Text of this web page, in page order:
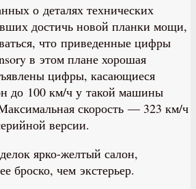
о деталях технических
достичь новой планки мощи,
что приведенные цифры
в этом плане хорошая
цифры, касающиеся
до 100 км/ч у такой машины
скорость — 323 км/ч
версии.
ярко-желтый салон,
броско, чем экстерьер.